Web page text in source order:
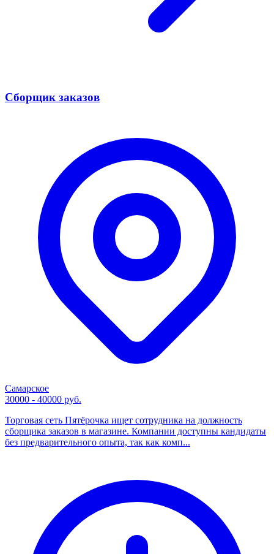
Сборщик заказов
Самарское
30000 - 40000 руб.
Торговая сеть Пятёрочка ищет сотрудника на должность
сборщика заказов в магазине. Компании доступны кандидаты
без предварительного опыта, так как комп...